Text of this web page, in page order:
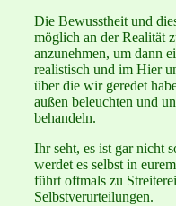
Die Bewusstheit und
möglich an der Realität
anzunehmen, um dann
realistisch und im Hier
über die wir geredet
außen beleuchten und
behandeln.
Ihr seht, es ist gar nicht
werdet es selbst in
führt oftmals zu
Selbstverurteilungen.